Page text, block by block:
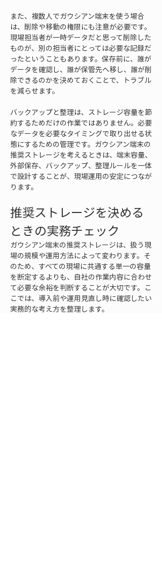
また、複数人でガウシアン端末を使う場合
は、削除や移動の権限にも注意が必要です。
現場担当者が一時データだと思って削除した
ものが、別の担当者にとっては必要な記録だ
ったということもあります。保存前に、誰が
データを確認し、誰が保管先へ移し、誰が削
除できるのかを決めておくことで、トラブル
を減らせます。
バックアップと整理は、ストレージ容量を節
約するためだけの作業ではありません。必要
なデータを必要なタイミングで取り出せる状
態にするための管理です。ガウシアン端末の
推奨ストレージを考えるときは、端末容量、
外部保存、バックアップ、整理ルールを一体
で設計することが、現場運用の安定につなが
ります。
推奨ストレージを決める
ときの実務チェック
ガウシアン端末の推奨ストレージは、扱う現
場の規模や運用方法によって変わります。そ
のため、すべての現場に共通する単一の容量
を断定するよりも、自社の作業内容に合わせ
て必要な余裕を判断することが大切です。こ
こでは、導入前や運用見直し時に確認したい
実務的な考え方を整理します。